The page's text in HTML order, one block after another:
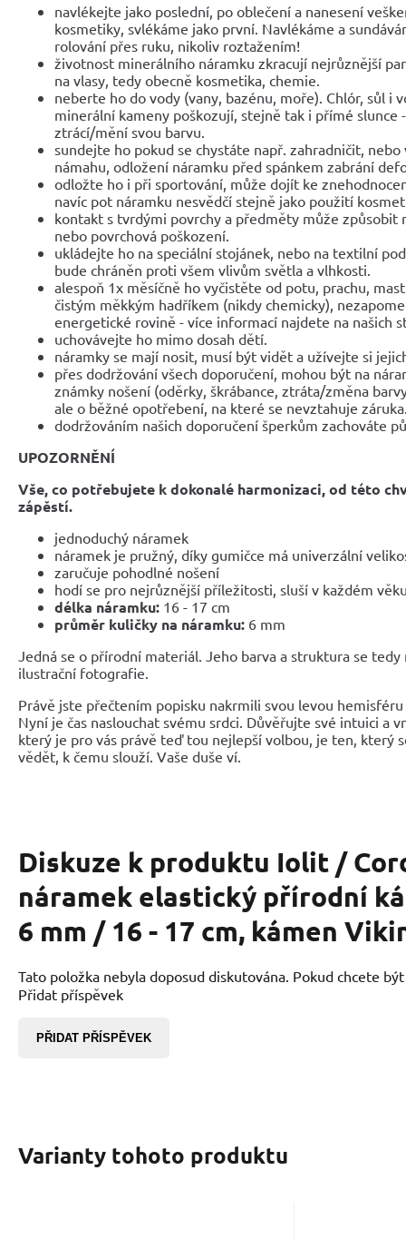
navlékejte jako poslední, po oblečení a nanesení
kosmetiky, svlékáme jako první. Navlékáme a
rolování přes ruku, nikoliv roztažením!
životnost minerálního náramku zkracují nejrůznější
na vlasy, tedy obecně kosmetika, chemie.
neberte ho do vody (vany, bazénu, moře). Chlór, sůl i
minerální kameny poškozují, stejně tak i přímé slunce
ztrácí/mění svou barvu.
sundejte ho pokud se chystáte např. zahradničit,
námahu, odložení náramku před spánkem zabrání
odložte ho i při sportování, může dojít ke
navíc pot náramku nesvědčí stejně jako použití
kontakt s tvrdými povrchy a předměty může způsobit
nebo povrchová poškození.
ukládejte ho na speciální stojánek, nebo na textilní
bude chráněn proti všem vlivům světla a vlhkosti.
alespoň 1x měsíčně ho vyčistěte od potu, prachu,
čistým měkkým hadříkem (nikdy chemicky),
energetické rovině - více informací najdete na našich
uchovávejte ho mimo dosah dětí.
náramky se mají nosit, musí být vidět a užívejte si
přes dodržování všech doporučení, mohou být na
známky nošení (oděrky, škrábance, ztráta/změna
ale o běžné opotřebení, na které se nevztahuje
dodržováním našich doporučení šperkům zachováte
UPOZORNĚNÍ
Vše, co potřebujete k dokonalé harmonizaci, od této
zápěstí.
jednoduchý náramek
náramek je pružný, díky gumičce má univerzální
zaručuje pohodlné nošení
hodí se pro nejrůznější příležitosti, sluší v každém
délka náramku: 16 - 17 cm
průměr kuličky na náramku: 6 mm
Jedná se o přírodní materiál. Jeho barva a struktura se
ilustrační fotografie.
Právě jste přečtením popisku nakrmili svou levou
Nyní je čas naslouchat svému srdci. Důvěřujte své intuici a
který je pro vás právě teď tou nejlepší volbou, je ten, který
vědět, k čemu slouží. Vaše duše ví.
Diskuze k produktu Iolit /
náramek elastický přírodní
6 mm / 16 - 17 cm, kámen
Tato položka nebyla doposud diskutována. Pokud chcete
Přidat příspěvek
PŘIDAT PŘÍSPĚVEK
Varianty tohoto produktu